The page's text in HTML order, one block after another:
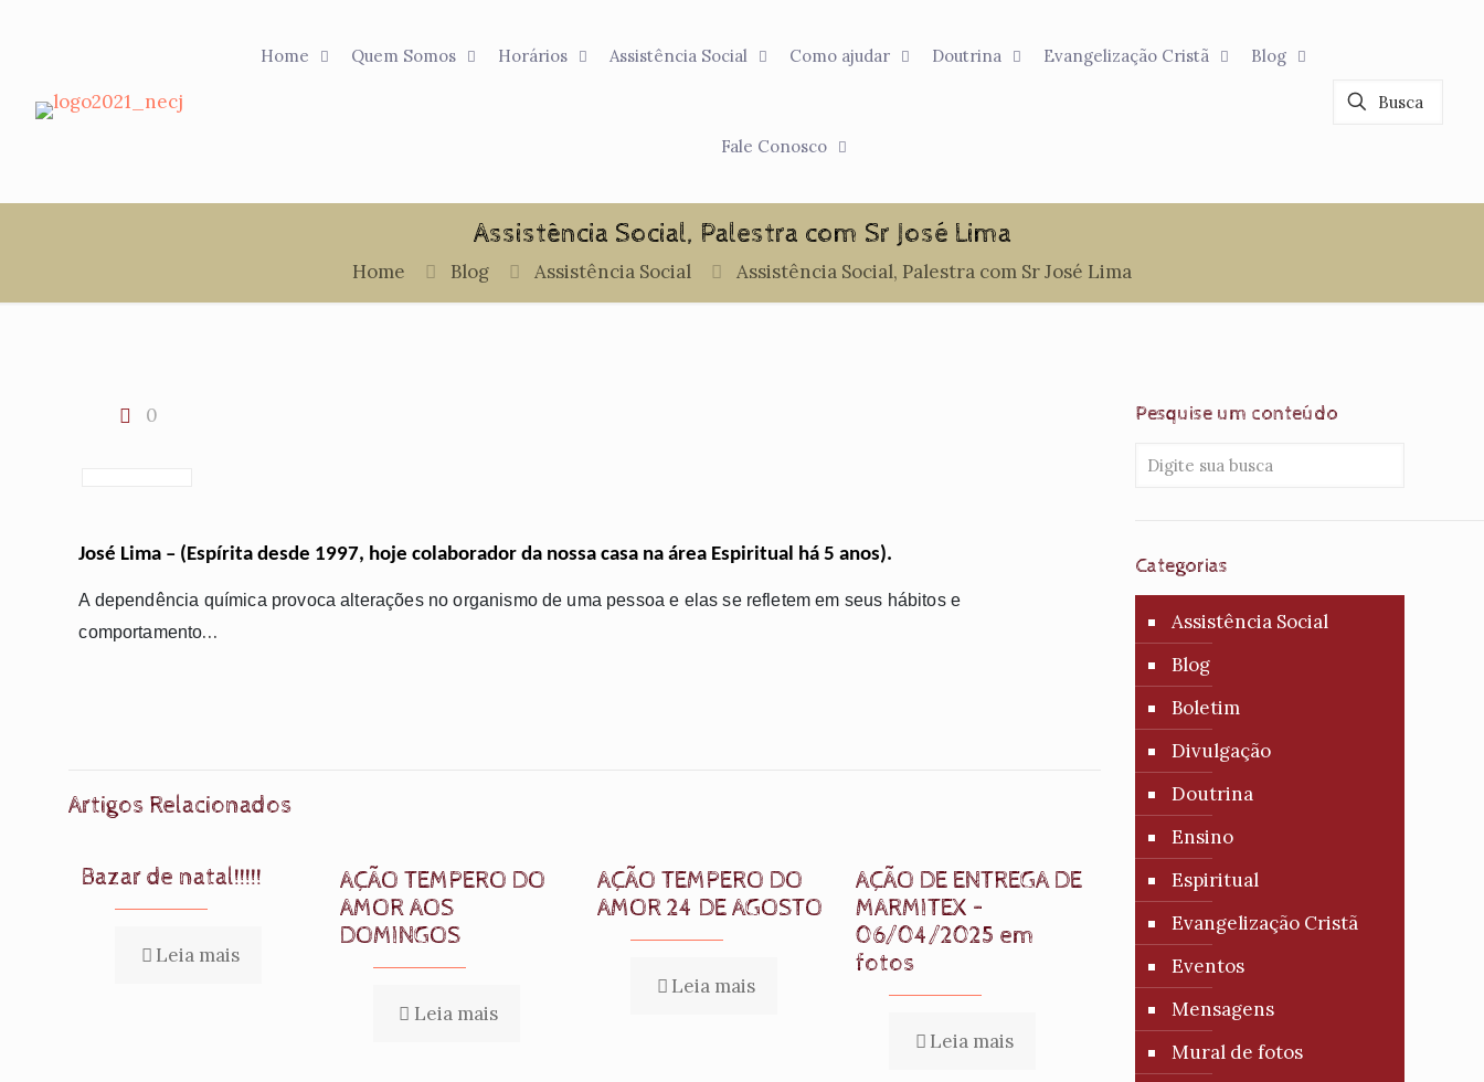
Home Quem Somos Horários Assistência Social Como ajudar Doutrina Evangelização Cristã Blog
Fale Conosco
Assistência Social, Palestra com Sr José Lima
Home Blog Assistência Social Assistência Social, Palestra com Sr José Lima
0
José Lima – (Espírita desde 1997, hoje colaborador da nossa casa na área Espiritual há 5 anos).
A dependência química provoca alterações no organismo de uma pessoa e elas se refletem em seus hábitos e
comportamento…
Artigos Relacionados
Bazar de natal!!!!!
Leia mais
AÇÃO TEMPERO DO
AMOR AOS
DOMINGOS
Leia mais
AÇÃO TEMPERO DO
AMOR 24 DE AGOSTO
Leia mais
AÇÃO DE ENTREGA DE
MARMITEX –
06/04/2025 em
fotos
Leia mais
Pesquise um conteúdo
Categorias
Assistência Social
Blog
Boletim
Divulgação
Doutrina
Ensino
Espiritual
Evangelização Cristã
Eventos
Mensagens
Mural de fotos